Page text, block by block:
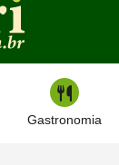
Gastronomia